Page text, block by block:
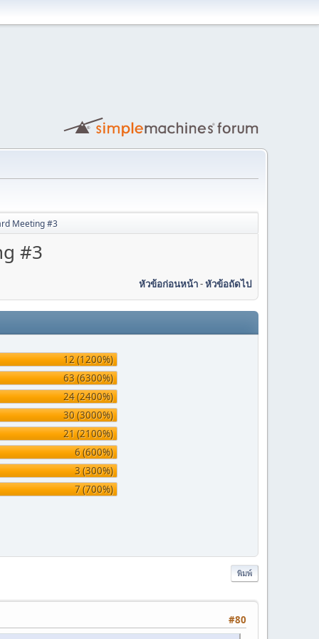
Meeting #3
#3
หัวข้อก่อนหน้า-หัวข้อถัดไป
12 (1200%)
63 (6300%)
24 (2400%)
30 (3000%)
21 (2100%)
6 (600%)
3 (300%)
7 (700%)
พิมพ์
#80